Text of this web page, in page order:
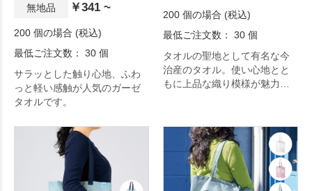
無地品 ￥341 ~
200 個の場合 (税込)
最低ご注文数： 30 個
サラッとした触り心地、ふわ
っと軽い感触が人気のガーゼ
タオルです。
200 個の場合 (税込)
最低ご注文数： 30 個
タオルの聖地として有名な今
治産のタオル。使い心地とと
もに上品な織り模様が魅力で